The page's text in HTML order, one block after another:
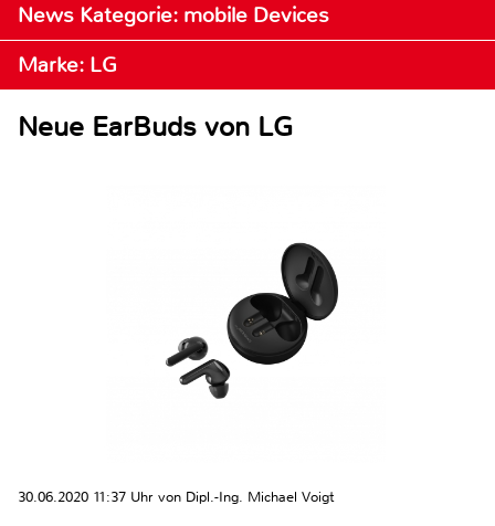
News Kategorie: mobile Devices
Marke: LG
Neue EarBuds von LG
30.06.2020 11:37 Uhr von Dipl.-Ing. Michael Voigt